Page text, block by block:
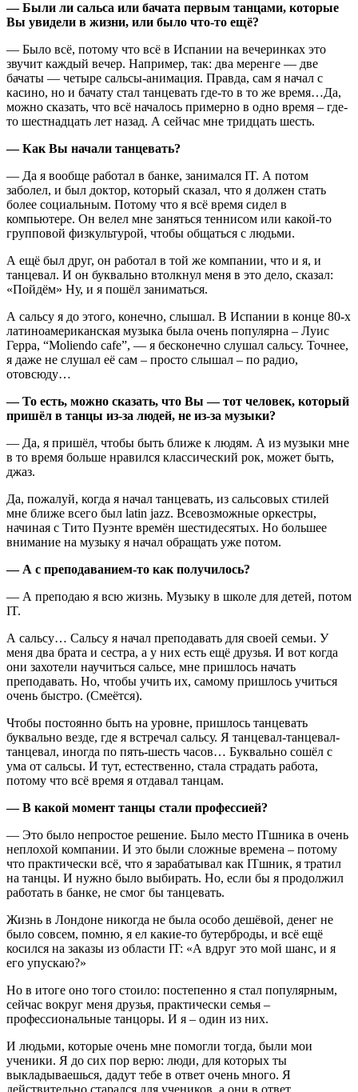
— Были ли сальса или бачата первым танцами, которые
Вы увидели в жизни, или было что-то ещё?
— Было всё, потому что всё в Испании на вечеринках это
звучит каждый вечер. Например, так: два меренге — две
бачаты — четыре сальсы-анимация. Правда, сам я начал с
касино, но и бачату стал танцевать где-то в то же время…Да,
можно сказать, что всё началось примерно в одно время – где-
то шестнадцать лет назад. А сейчас мне тридцать шесть.
— Как Вы начали танцевать?
— Да я вообще работал в банке, занимался IT. А потом
заболел, и был доктор, который сказал, что я должен стать
более социальным. Потому что я всё время сидел в
компьютере. Он велел мне заняться теннисом или какой-то
групповой физкультурой, чтобы общаться с людьми.
А ещё был друг, он работал в той же компании, что и я, и
танцевал. И он буквально втолкнул меня в это дело, сказал:
«Пойдём» Ну, и я пошёл заниматься.
А сальсу я до этого, конечно, слышал. В Испании в конце 80-х
латиноамериканская музыка была очень популярна – Луис
Герра, “Moliendo cafe”, — я бесконечно слушал сальсу. Точнее,
я даже не слушал её сам – просто слышал – по радио,
отовсюду…
— То есть, можно сказать, что Вы — тот человек, который
пришёл в танцы из-за людей, не из-за музыки?
— Да, я пришёл, чтобы быть ближе к людям. А из музыки мне
в то время больше нравился классический рок, может быть,
джаз.
Да, пожалуй, когда я начал танцевать, из сальсовых стилей
мне ближе всего был latin jazz. Всевозможные оркестры,
начиная с Тито Пуэнте времён шестидесятых. Но большее
внимание на музыку я начал обращать уже потом.
— А с преподаванием-то как получилось?
— А преподаю я всю жизнь. Музыку в школе для детей, потом
IT.
А сальсу… Сальсу я начал преподавать для своей семьи. У
меня два брата и сестра, а у них есть ещё друзья. И вот когда
они захотели научиться сальсе, мне пришлось начать
преподавать. Но, чтобы учить их, самому пришлось учиться
очень быстро. (Смеётся).
Чтобы постоянно быть на уровне, пришлось танцевать
буквально везде, где я встречал сальсу. Я танцевал-танцевал-
танцевал, иногда по пять-шесть часов… Буквально сошёл с
ума от сальсы. И тут, естественно, стала страдать работа,
потому что всё время я отдавал танцам.
— В какой момент танцы стали профессией?
— Это было непростое решение. Было место ITшника в очень
неплохой компании. И это были сложные времена – потому
что практически всё, что я зарабатывал как ITшник, я тратил
на танцы. И нужно было выбирать. Но, если бы я продолжил
работать в банке, не смог бы танцевать.
Жизнь в Лондоне никогда не была особо дешёвой, денег не
было совсем, помню, я ел какие-то бутерброды, и всё ещё
косился на заказы из области IT: «А вдруг это мой шанс, и я
его упускаю?»
Но в итоге оно того стоило: постепенно я стал популярным,
сейчас вокруг меня друзья, практически семья –
профессиональные танцоры. И я – один из них.
И людьми, которые очень мне помогли тогда, были мои
ученики. Я до сих пор верю: люди, для которых ты
выкладываешься, дадут тебе в ответ очень много. Я